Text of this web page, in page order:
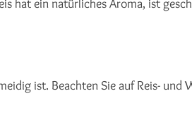
hat ein natürliches Aroma, ist
ist. Beachten Sie auf Reis- und